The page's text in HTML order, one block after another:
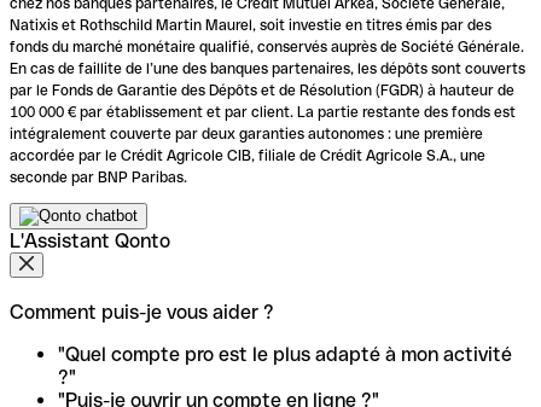
chez nos banques partenaires, le Crédit Mutuel Arkéa, Société Générale,
Natixis et Rothschild Martin Maurel, soit investie en titres émis par des
fonds du marché monétaire qualifié, conservés auprès de Société Générale.
En cas de faillite de l’une des banques partenaires, les dépôts sont couverts
par le Fonds de Garantie des Dépôts et de Résolution (FGDR) à hauteur de
100 000 € par établissement et par client. La partie restante des fonds est
intégralement couverte par deux garanties autonomes : une première
accordée par le Crédit Agricole CIB, filiale de Crédit Agricole S.A., une
seconde par BNP Paribas.
L'Assistant Qonto
Comment puis-je vous aider ?
"Quel compte pro est le plus adapté à mon activité
?"
"Puis-je ouvrir un compte en ligne ?"